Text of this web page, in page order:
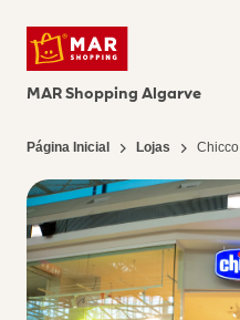
MAR Shopping Algarve
Página Inicial Lojas Chicco